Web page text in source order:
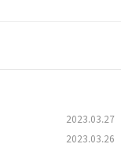
2023.03.27
2023.03.26